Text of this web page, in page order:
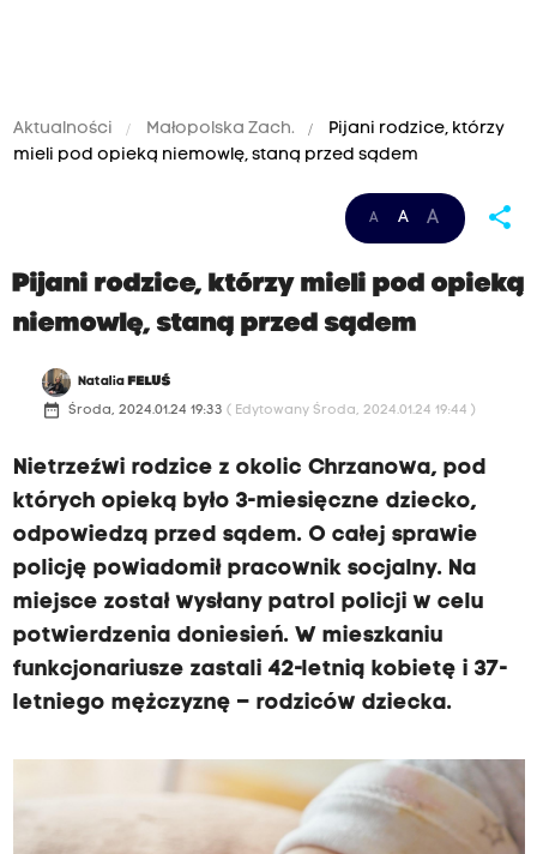
Aktualności Małopolska Zach.
Pijani rodzice, którzy
mieli pod opieką niemowlę, staną przed sądem
A A A share
Pijani rodzice, którzy mieli pod opieką
niemowlę, staną przed sądem
Natalia FELUŚ
date_range Środa, 2024.01.24 19:33 ( Edytowany Środa, 2024.01.24 19:44 )
Nietrzeźwi rodzice z okolic Chrzanowa, pod
których opieką było 3-miesięczne dziecko,
odpowiedzą przed sądem. O całej sprawie
policję powiadomił pracownik socjalny. Na
miejsce został wysłany patrol policji w celu
potwierdzenia doniesień. W mieszkaniu
funkcjonariusze zastali 42-letnią kobietę i 37-
letniego mężczyznę – rodziców dziecka.